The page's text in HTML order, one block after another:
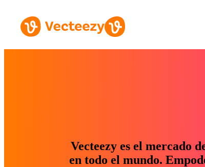
Vecteezy es el mercado
en todo el mundo.